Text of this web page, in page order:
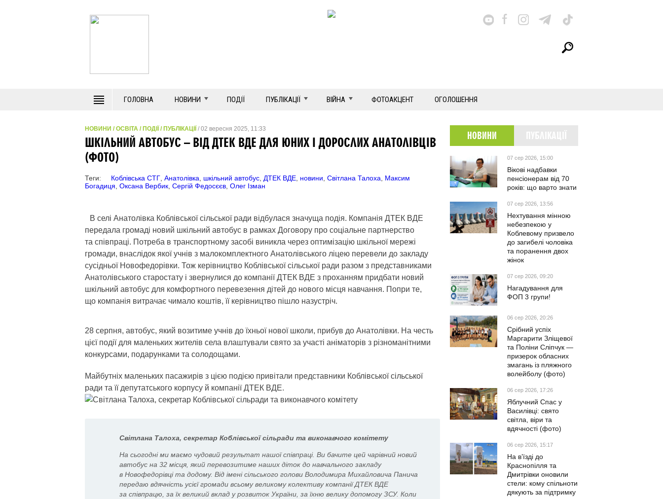
ГОЛОВНА НОВИНИ ПОДІЇ ПУБЛІКАЦІЇ ВІЙНА ФОТОАКЦЕНТ ОГОЛОШЕННЯ
НОВИНИ /ОСВІТА / ПОДІЇ / ПУБЛІКАЦІЇ / 02 вересня 2025, 11:33
ШКІЛЬНИЙ АВТОБУС – ВІД ДТЕК ВДЕ ДЛЯ ЮНИХ І ДОРОСЛИХ АНАТОЛІВЦІВ
(ФОТО)
Теги: Коблівська СТГ Анатолівка шкільний автобус ДТЕК ВДЕ новини Світлана Талоха
Максим
Богадиця Оксана Вербик Сергій Федосєєв Олег Ізман
В селі Анатолівка Коблівської сільської ради відбулася значуща подія. Компанія ДТЕК ВДЕ
передала громаді новий шкільний автобус в рамках Договору про соціальне партнерство
та співпраці. Потреба в транспортному засобі виникла через оптимізацію шкільної мережі
громади, внаслідок якої учнів з малокомплектного Анатолівського ліцею перевели до закладу
сусідньої Новофедорівки. Тож керівництво Коблівської сільської ради разом з представниками
Анатолівського старостату і звернулися до компанії ДТЕК ВДЕ з проханням придбати новий
шкільний автобус для комфортного перевезення дітей до нового місця навчання. Попри те,
що компанія витрачає чимало коштів, її керівництво пішло назустріч.
28 серпня, автобус, який возитиме учнів до їхньої нової школи, прибув до Анатолівки. На честь
цієї події для маленьких жителів села влаштували свято за участі аніматорів з різноманітними
конкурсами, подарунками та солодощами.
Майбутніх маленьких пасажирів з цією подією привітали представники Коблівської сільської
ради та її депутатського корпусу й компанії ДТЕК ВДЕ.
Світлана Талоха, секретар Коблівської сільради та виконавчого комітету
На сьогодні ми маємо чудовий результат нашої співпраці. Ви бачите цей чарівний новий
автобус на 32 місця, який перевозитиме наших діток до навчального закладу
в Новофедорівці та додому. Від імені сільського голови Володимира Михайловича Панича
передаю вдячність усієї громади всьому великому колективу компанії ДТЕК ВДЕ
за співпрацю, за їх великий вклад у розвиток України, за їхню велику допомогу ЗСУ. Коли
НОВИНИ
07 сер 2026, 15:00
Вікові надбавки
пенсіонерам від 70
років: що варто знати
07 сер 2026, 13:56
Нехтування мінною
небезпекою у
Коблевому призвело
до загибелі чоловіка
та поранення двох
жінок
07 сер 2026, 09:20
Нагадування для
ФОП 3 групи!
06 сер 2026, 20:26
Срібний успіх
Маргарити Зліщевої
та Поліни Сліпчук —
призерок обласних
змагань із пляжного
волейболу (фото)
06 сер 2026, 17:26
Яблучний Спас у
Василівці: свято
світла, віри та
вдячності (фото)
06 сер 2026, 15:17
На в’їзді до
Краснопілля та
Дмитрівки оновили
стели: кому спільноти
дякують за підтримку